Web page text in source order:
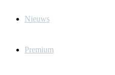
Nieuws
Premium